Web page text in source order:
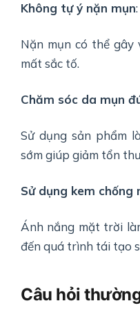
Không tự ý nặn mụn:
Nặn mụn có thể gây
mất sắc tố.
Chăm sóc da mụn
Sử dụng sản phẩm
sớm giúp giảm tổn
Sử dụng kem chống
Ánh nắng mặt trời
đến quá trình tái tạo
Câu hỏi